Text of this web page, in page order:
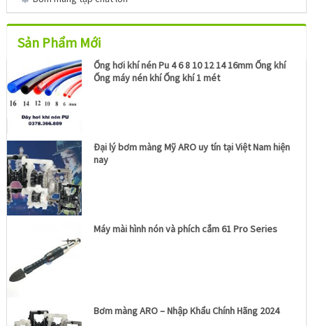
Sản Phẩm Mới
Ống hơi khí nén Pu 4 6 8 10 12 14 16mm Ống khí
Ống máy nén khí Ống khí 1 mét
Đại lý bơm màng Mỹ ARO uy tín tại Việt Nam hiện
nay
Máy mài hình nón và phích cắm 61 Pro Series
Bơm màng ARO – Nhập Khẩu Chính Hãng 2024